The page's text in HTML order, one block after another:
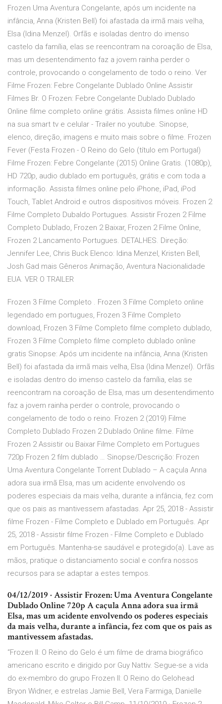
Frozen Uma Aventura Congelante, após um incidente na
infância, Anna (Kristen Bell) foi afastada da irmã mais velha,
Elsa (Idina Menzel). Orfãs e isoladas dentro do imenso
castelo da família, elas se reencontram na coroação de Elsa,
mas um desentendimento faz a jovem rainha perder o
controle, provocando o congelamento de todo o reino. Ver
Filme Frozen: Febre Congelante Dublado Online Assistir
Filmes Br. O Frozen: Febre Congelante Dublado Dublado
Online filme completo online grátis. Assista filmes online HD
na sua smart tv e celular - Trailer no youtube. Sinopse,
elenco, direção, imagens e muito mais sobre o filme. Frozen
Fever (Festa Frozen - O Reino do Gelo (título em Portugal)
Filme Frozen: Febre Congelante (2015) Online Gratis. (1080p),
HD 720p, audio dublado em português, grátis e com toda a
informação. Assista filmes online pelo iPhone, iPad, iPod
Touch, Tablet Android e outros dispositivos móveis. Frozen 2
Filme Completo Dubaldo Portugues. Assistir Frozen 2 Filme
Completo Dublado, Frozen 2 Baixar, Frozen 2 Filme Online,
Frozen 2 Lancamento Portugues. DETALHES. Direção:
Jennifer Lee, Chris Buck Elenco: Idina Menzel, Kristen Bell,
Josh Gad mais Gêneros Animação, Aventura Nacionalidade
EUA. VER O TRAILER
Frozen 3 Filme Completo . Frozen 3 Filme Completo online
legendado em portugues, Frozen 3 Filme Completo
download, Frozen 3 Filme Completo filme completo dublado,
Frozen 3 Filme Completo filme completo dublado online
gratis Sinopse: Após um incidente na infância, Anna (Kristen
Bell) foi afastada da irmã mais velha, Elsa (Idina Menzel). Orfãs
e isoladas dentro do imenso castelo da família, elas se
reencontram na coroação de Elsa, mas um desentendimento
faz a jovem rainha perder o controle, provocando o
congelamento de todo o reino. Frozen 2 (2019) Filme
Completo Dublado Frozen 2 Dublado Online filme. Filme
Frozen 2 Assistir ou Baixar Filme Completo em Portugues
720p Frozen 2 film dublado … Sinopse/Descrição: Frozen
Uma Aventura Congelante Torrent Dublado – A caçula Anna
adora sua irmã Elsa, mas um acidente envolvendo os
poderes especiais da mais velha, durante a infância, fez com
que os pais as mantivessem afastadas. Apr 25, 2018 - Assistir
filme Frozen - Filme Completo e Dublado em Português. Apr
25, 2018 - Assistir filme Frozen - Filme Completo e Dublado
em Português. Mantenha-se saudável e protegido(a). Lave as
mãos, pratique o distanciamento social e confira nossos
recursos para se adaptar a estes tempos.
04/12/2019 · Assistir Frozen: Uma Aventura Congelante
Dublado Online 720p A caçula Anna adora sua irmã
Elsa, mas um acidente envolvendo os poderes especiais
da mais velha, durante a infância, fez com que os pais as
mantivessem afastadas.
“Frozen II: O Reino do Gelo é um filme de drama biográfico
americano escrito e dirigido por Guy Nattiv. Segue-se a vida
do ex-membro do grupo Frozen II: O Reino do Gelohead
Bryon Widner, e estrelas Jamie Bell, Vera Farmiga, Danielle